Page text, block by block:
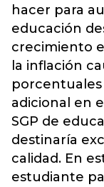
hacer para
educación
crecimiento
la inflación
adicional en
SGP de
destinaría
calidad. En
estudiante